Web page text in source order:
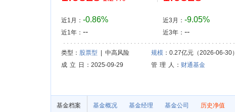
近1月： -0.86%
近1年： --
近3月： -9.05%
近3年： --
类型： 股票型 | 中高风险 规模：0.27亿元（2026-06-30）
成 立 日
：2025-09-29 管 理 人 ： 财通基金
基金档案 基金概况 基金经理 基金公司 历史净值